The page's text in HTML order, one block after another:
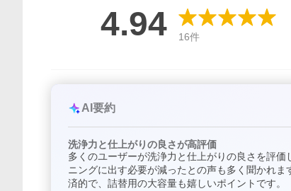
4.94 16件
AI要約
洗浄力と仕上がりの良さが高評価
多くのユーザーが洗浄力と仕上がりの良さを評
ニングに出す必要が減ったとの声も多く聞かれ
済的で、詰替用の大容量も嬉しいポイントです。